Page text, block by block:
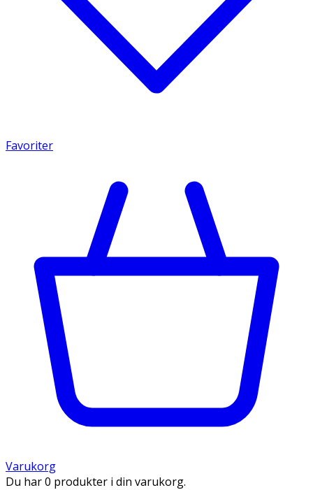
Favoriter
Varukorg
Du har 0 produkter i din varukorg.